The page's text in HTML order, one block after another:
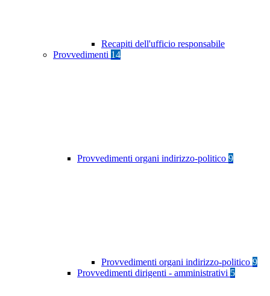
Recapiti dell'ufficio responsabile
Provvedimenti 14
Provvedimenti organi indirizzo-politico 9
Provvedimenti organi indirizzo-politico 9
Provvedimenti dirigenti - amministrativi 5